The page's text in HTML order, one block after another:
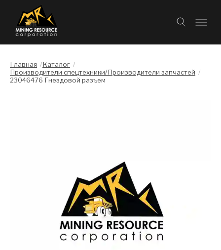
Главная /Каталог /
Производители спецтехники/Производители запчастей /
23046476 Гнездовой разъем